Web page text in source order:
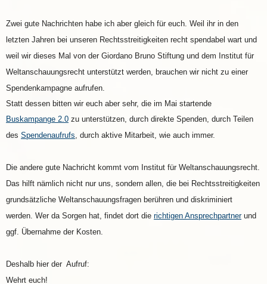
Zwei gute Nachrichten habe ich aber gleich für euch. Weil ihr in den
letzten Jahren bei unseren Rechtsstreitigkeiten recht spendabel wart und
weil wir dieses Mal von der Giordano Bruno Stiftung und dem Institut für
Weltanschauungsrecht unterstützt werden, brauchen wir nicht zu einer
Spendenkampagne aufrufen.
Statt dessen bitten wir euch aber sehr, die im Mai startende
Buskampange 2.0 zu unterstützen, durch direkte Spenden, durch Teilen
des Spendenaufrufs, durch aktive Mitarbeit, wie auch immer.
Die andere gute Nachricht kommt vom Institut für Weltanschauungsrecht.
Das hilft nämlich nicht nur uns, sondern allen, die bei Rechtsstreitigkeiten
grundsätzliche Weltanschauungsfragen berühren und diskriminiert
werden. Wer da Sorgen hat, findet dort die richtigen Ansprechpartnerund
ggf. Übernahme der Kosten.
Deshalb hier der Aufruf:
Wehrt euch!